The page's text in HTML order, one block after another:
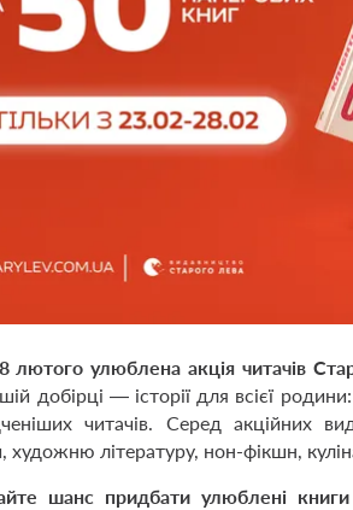
лютого улюблена акція читачів
добірці — історії для всієї
читачів. Серед акційних
художню літературу, нон-фікшн,
шанс придбати улюблені книги